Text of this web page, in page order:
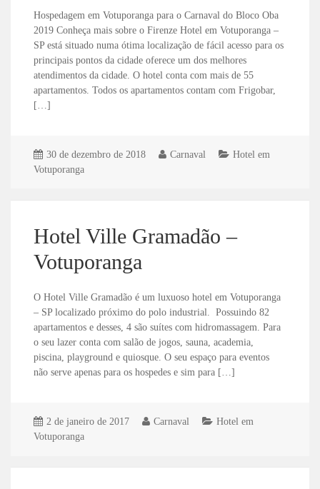
Hospedagem em Votuporanga para o Carnaval do Bloco Oba
2019 Conheça mais sobre o Firenze Hotel em Votuporanga –
SP está situado numa ótima localização de fácil acesso para os
principais pontos da cidade oferece um dos melhores
atendimentos da cidade. O hotel conta com mais de 55
apartamentos. Todos os apartamentos contam com Frigobar,
[…]
30 de dezembro de 2018 Carnaval
Hotel em
Votuporanga
Hotel Ville Gramadão –
Votuporanga
O Hotel Ville Gramadão é um luxuoso hotel em Votuporanga
– SP localizado próximo do polo industrial. Possuindo 82
apartamentos e desses, 4 são suítes com hidromassagem. Para
o seu lazer conta com salão de jogos, sauna, academia,
piscina, playground e quiosque. O seu espaço para eventos
não serve apenas para os hospedes e sim para […]
2 de janeiro de 2017 Carnaval
Hotel em
Votuporanga